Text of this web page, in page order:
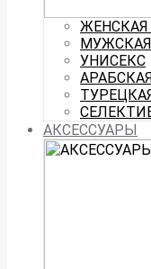
УНИСЕКС
АКСЕССУАРЫ